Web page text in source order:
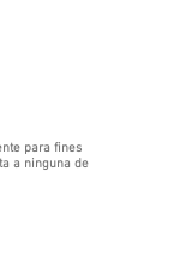
para fines
a ninguna de